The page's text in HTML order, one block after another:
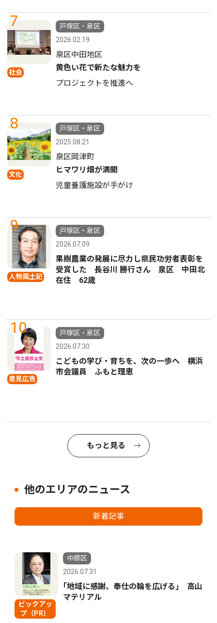
7
社会
戸塚区・泉区
2026.02.19
泉区中田地区
黄色い花で新たな魅力を
プロジェクトを推進へ
8
文化
戸塚区・泉区
2025.08.21
泉区岡津町
ヒマワリ畑が満開
児童養護施設が手がけ
9
人物風土記
戸塚区・泉区
2026.07.09
果樹農業の発展に尽力し県民功労者表彰を
受賞した 長谷川 勝行さん 泉区 中田北
在住 62歳
10
意見広告
戸塚区・泉区
2026.07.30
こどもの学び・育ちを、次の一歩へ 横浜
市会議員 ふもと理恵
もっと見る
他のエリアのニュース
新着記事
ピックアッ
プ（PR）
中原区
2026.07.31
｢地域に感謝、奉仕の輪を広げる｣ 高山
マテリアル